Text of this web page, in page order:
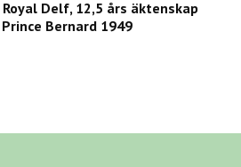
Delf, 12,5 års äktenskap
Bernard 1949